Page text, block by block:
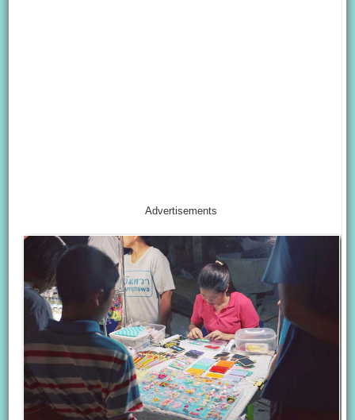
Advertisements